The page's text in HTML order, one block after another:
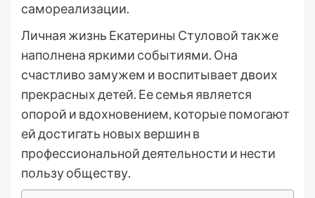
самореализации.
Личная жизнь Екатерины Стуловой также
наполнена яркими событиями. Она
счастливо замужем и воспитывает двоих
прекрасных детей. Ее семья является
опорой и вдохновением, которые помогают
ей достигать новых вершин в
профессиональной деятельности и нести
пользу обществу.